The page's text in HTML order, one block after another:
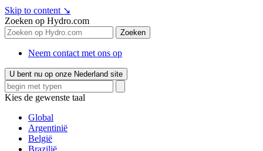
Skip to content ↘
Zoeken op Hydro.com
Zoeken
Neem contact met ons op
U bent nu op onze Nederland site
Kies de gewenste taal
Global
Argentinië
België
Brazilië